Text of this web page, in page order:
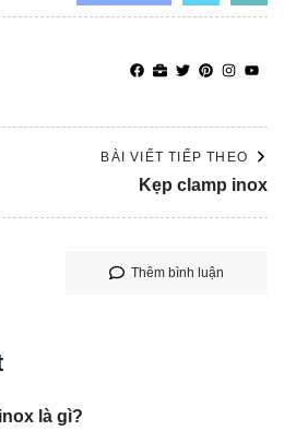
BÀI VIẾT TIẾP THEO
Kẹp clamp inox
Thêm bình luận
là gì?